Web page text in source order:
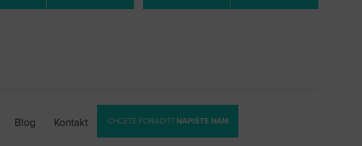
Blog Kontakt CHCETE PORADIT? NAPIŠTE NÁM